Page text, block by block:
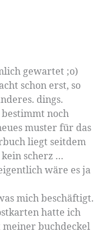
gewartet ;o)
schon erst, so
dings.
noch
muster für das
liegt seitdem
scherz …
wäre es ja
mich beschäftigt.
hatte ich
meiner buchdeckel